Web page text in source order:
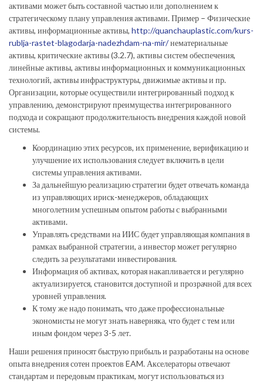
активами может быть составной частью или дополнением к
стратегическому плану управления активами. Пример – Физические
активы, информационные активы, http://quanchauplastic.com/kurs-
rublja-rastet-blagodarja-nadezhdam-na-mir/нематериальные
активы, критические активы (3.2.7), активы систем обеспечения,
линейные активы, активы информационных и коммуникационных
технологий, активы инфраструктуры, движимые активы и пр.
Организации, которые осуществили интегрированный подход к
управлению, демонстрируют преимущества интегрированного
подхода и сокращают продолжительность внедрения каждой новой
системы.
Координацию этих ресурсов, их применение, верификацию и
улучшение их использования следует включить в цели
системы управления активами.
За дальнейшую реализацию стратегии будет отвечать команда
из управляющих ириск-менеджеров, обладающих
многолетним успешным опытом работы с выбранными
активами.
Управлять средствами на ИИС будет управляющая компания в
рамках выбранной стратегии, а инвестор может регулярно
следить за результатами инвестирования.
Информация об активах, которая накапливается и регулярно
актуализируется, становится доступной и прозрачной для всех
уровней управления.
К тому же надо понимать, что даже профессиональные
экономисты не могут знать наверняка, что будет с тем или
иным фондом через 3-5 лет.
Наши решения приносят быструю прибыль и разработаны на основе
опыта внедрения сотен проектов EAM. Акселераторы отвечают
стандартам и передовым практикам, могут использоваться из